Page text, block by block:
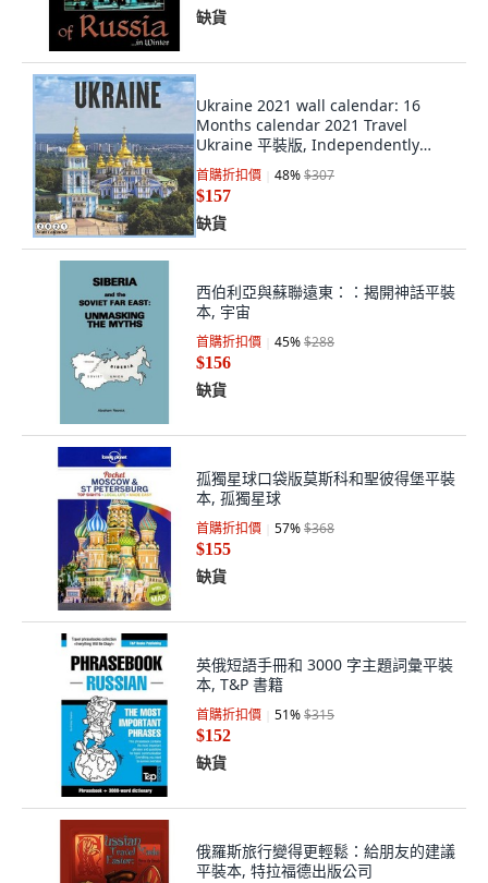
缺貨
Ukraine 2021 wall calendar: 16
Months calendar 2021 Travel
Ukraine 平裝版, Independently
Published, 英文
首購折扣價 48%$307
$157
缺貨
西伯利亞與蘇聯遠東：：揭開神話平裝
本, 宇宙
首購折扣價 45%$288
$156
缺貨
孤獨星球口袋版莫斯科和聖彼得堡平裝
本, 孤獨星球
首購折扣價 57%$368
$155
缺貨
英俄短語手冊和 3000 字主題詞彙平裝
本, T&P 書籍
首購折扣價 51%$315
$152
缺貨
俄羅斯旅行變得更輕鬆：給朋友的建議
平裝本, 特拉福德出版公司